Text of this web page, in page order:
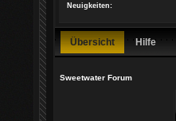
Neuigkeiten:
Übersicht Hilfe
Sweetwater Forum